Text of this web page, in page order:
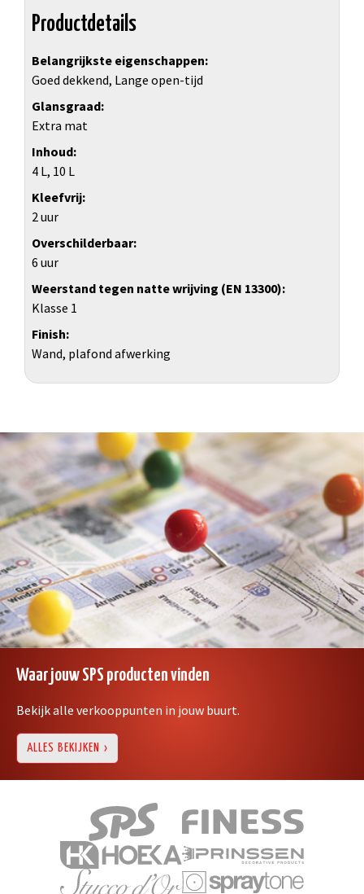
Productdetails
Belangrijkste eigenschappen
Goed dekkend, Lange open-tijd
Glansgraad
Extra mat
Inhoud
4 L, 10 L
Kleefvrij
2 uur
Overschilderbaar
6 uur
Weerstand tegen natte wrijving (EN 13300)
Klasse 1
Finish
Wand, plafond afwerking
Waar jouw SPS producten vinden
Bekijk alle verkooppunten in jouw buurt.
ALLES BEKIJKEN